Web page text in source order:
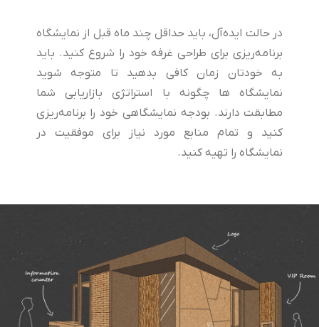
در حالت ایده‌آل، باید حداقل چند ماه قبل از نمایشگاه
برنامه‌ریزی برای طراحی غرفه خود را شروع کنید. باید
به خودتان زمان کافی بدهید تا متوجه شوید
نمایشگاه ها چگونه با استراتژی بازاریابی شما
مطابقت دارند. بودجه نمایشگاهی خود را برنامه‌ریزی
کنید و تمام منابع مورد نیاز برای موفقیت در
نمایشگاه را تهیه کنید.